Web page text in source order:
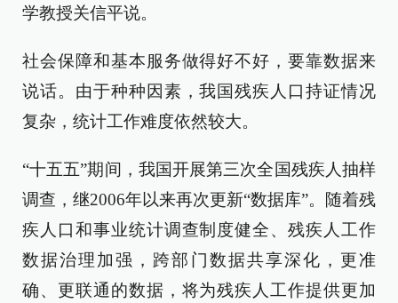
学教授关信平说。
社会保障和基本服务做得好不好，要靠数据来
说话。由于种种因素，我国残疾人口持证情况
复杂，统计工作难度依然较大。
“十五五”期间，我国开展第三次全国残疾人抽样
调查，继2006年以来再次更新“数据库”。随着残
疾人口和事业统计调查制度健全、残疾人工作
数据治理加强，跨部门数据共享深化，更准
确、更联通的数据，将为残疾人工作提供更加